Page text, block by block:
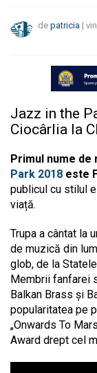
de patricia |
Jazz in the
Ciocârlia la
Primul nume de
Park 2018 este
publicul cu stilul
viață.
Trupa a cântat la
de muzică din
glob, de la
Membrii fanfarei
Balkan Brass și
popularitatea pe
„Onwards To
Award drept cel